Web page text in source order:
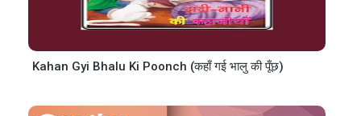
Kahan Gyi Bhalu Ki Poonch (कहाँ गई भालु की पूँछ)